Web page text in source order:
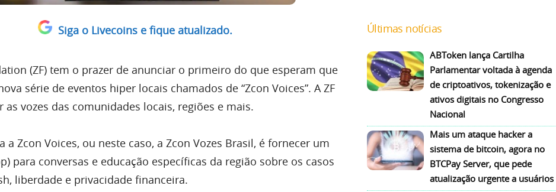
Siga o Livecoins e fique atualizado.
(ZF) tem o prazer de anunciar o primeiro do que esperam que
série de eventos hiper locais chamados de “Zcon Voices”. A ZF
as vozes das comunidades locais, regiões e mais.
a Zcon Voices, ou neste caso, a Zcon Vozes Brasil, é fornecer um
para conversas e educação específicas da região sobre os casos
liberdade e privacidade financeira.
Últimas notícias
ABToken lança Cartilha
Parlamentar voltada à agenda
de criptoativos, tokenização e
ativos digitais no Congresso
Nacional
Mais um ataque hacker a
sistema de bitcoin, agora no
BTCPay Server, que pede
atualização urgente a usuários